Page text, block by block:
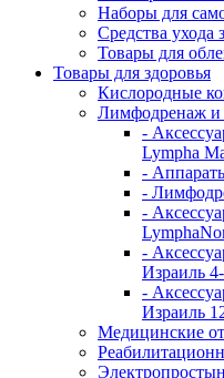
Наборы для
Средства ухода
Товары для
Товары для здоровья
Кислородные
Лимфодренаж и
-
Lympha
-
-
-
-
Израиль
-
Израиль
Медицинские